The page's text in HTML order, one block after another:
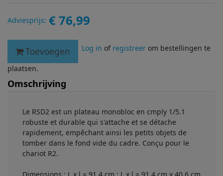
Adviesprijs: € 76,99
Toevoegen Log in of registreerom bestellingen te
plaatsen.
Omschrijving
Le RSD2 est un plateau monobloc en cmply 1/5.1
robuste et durable qui s'attache et se détache
rapidement, empêchant ainsi les petits objets de
tomber dans le fond vide du cadre. Conçu pour le
chariot R2.
Dimensions : L x l = 91,4 cm : L x l = 91,4 cm x 40,6 cm